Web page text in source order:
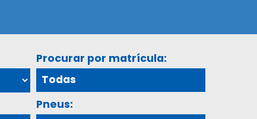
Procurar por matrícula:
Pneus: